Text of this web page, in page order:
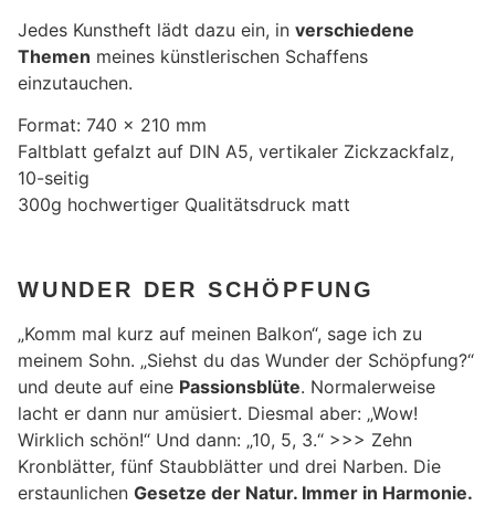
Jedes Kunstheft lädt dazu ein, in verschiedene
Themen meines künstlerischen Schaffens
einzutauchen.
Format: 740 x 210 mm
Faltblatt gefalzt auf DIN A5, vertikaler Zickzackfalz,
10-seitig
300g hochwertiger Qualitätsdruck matt
WUNDER DER SCHÖPFUNG
„Komm mal kurz auf meinen Balkon“, sage ich zu
meinem Sohn. „Siehst du das Wunder der Schöpfung?“
und deute auf eine Passionsblüte. Normalerweise
lacht er dann nur amüsiert. Diesmal aber: „Wow!
Wirklich schön!“ Und dann: „10, 5, 3.“ >>> Zehn
Kronblätter, fünf Staubblätter und drei Narben. Die
erstaunlichen Gesetze der Natur. Immer in Harmonie.